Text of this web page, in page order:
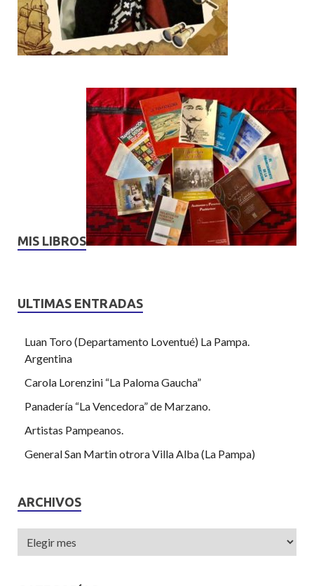
MIS LIBROS
ULTIMAS ENTRADAS
Luan Toro (Departamento Loventué) La Pampa.
Argentina
Carola Lorenzini “La Paloma Gaucha”
Panadería “La Vencedora” de Marzano.
Artistas Pampeanos.
General San Martin otrora Villa Alba (La Pampa)
ARCHIVOS